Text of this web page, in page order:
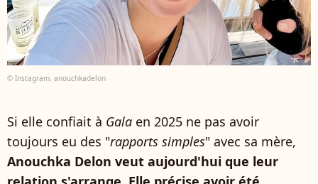
© Instagram, anouchkadelon
Si elle confiait à Gala en 2025 ne pas avoir
toujours eu des "rapports simples" avec sa mère,
Anouchka Delon veut aujourd'hui que leur